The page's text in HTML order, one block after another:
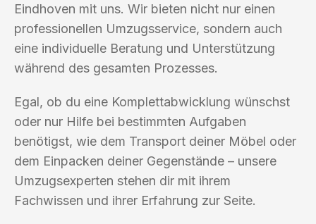
Eindhoven mit uns. Wir bieten nicht nur einen
professionellen Umzugsservice, sondern auch
eine individuelle Beratung und Unterstützung
während des gesamten Prozesses.
Egal, ob du eine Komplettabwicklung wünschst
oder nur Hilfe bei bestimmten Aufgaben
benötigst, wie dem Transport deiner Möbel oder
dem Einpacken deiner Gegenstände – unsere
Umzugsexperten stehen dir mit ihrem
Fachwissen und ihrer Erfahrung zur Seite.